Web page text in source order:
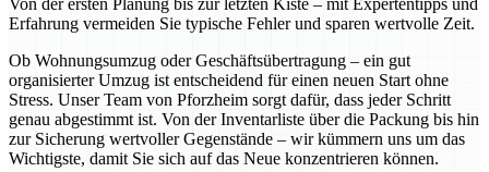
Von der ersten Planung bis zur letzten Kiste – mit Expertentipps und
Erfahrung vermeiden Sie typische Fehler und sparen wertvolle Zeit.
Ob Wohnungsumzug oder Geschäftsübertragung – ein gut
organisierter Umzug ist entscheidend für einen neuen Start ohne
Stress. Unser Team von Pforzheim sorgt dafür, dass jeder Schritt
genau abgestimmt ist. Von der Inventarliste über die Packung bis hin
zur Sicherung wertvoller Gegenstände – wir kümmern uns um das
Wichtigste, damit Sie sich auf das Neue konzentrieren können.